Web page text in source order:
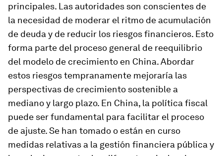
principales. Las autoridades son conscientes de
la necesidad de moderar el ritmo de acumulación
de deuda y de reducir los riesgos financieros. Esto
forma parte del proceso general de reequilibrio
del modelo de crecimiento en China. Abordar
estos riesgos tempranamente mejoraría las
perspectivas de crecimiento sostenible a
mediano y largo plazo. En China, la política fiscal
puede ser fundamental para facilitar el proceso
de ajuste. Se han tomado o están en curso
medidas relativas a la gestión financiera pública y